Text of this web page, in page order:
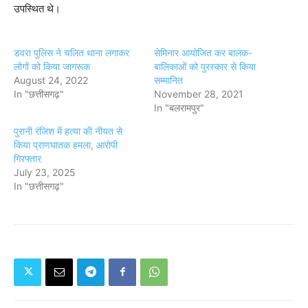
उपस्थित थे।
डवरा पुलिस ने चलित थाना लगाकर
लोगों को किया जागरूक
August 24, 2022
In "छत्तीसगढ़"
सेमिनार आयोजित कर बालक-
बालिकाओं को पुरस्कार से किया
सम्मानित
November 28, 2021
In "बलरामपुर"
पुरानी रंजिश में हत्या की नीयत से
किया प्राणघातक हमला, आरोपी
गिरफ्तार
July 23, 2025
In "छत्तीसगढ़"